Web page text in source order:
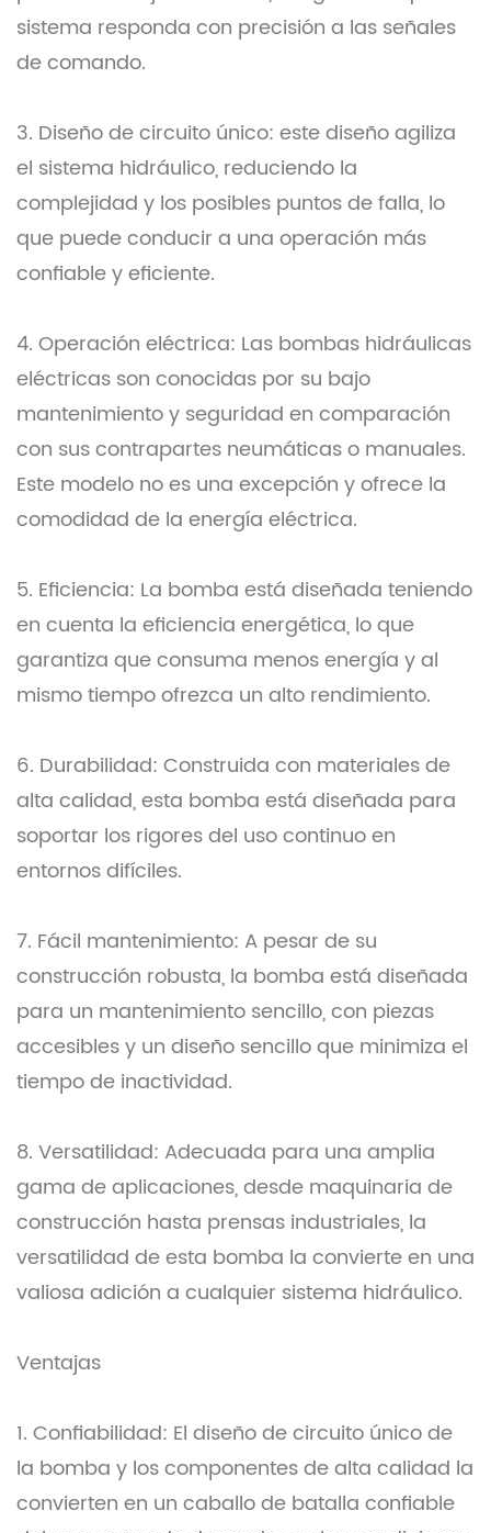
sistema responda con precisión a las señales
de comando.
3. Diseño de circuito único: este diseño agiliza
el sistema hidráulico, reduciendo la
complejidad y los posibles puntos de falla, lo
que puede conducir a una operación más
confiable y eficiente.
4. Operación eléctrica: Las bombas hidráulicas
eléctricas son conocidas por su bajo
mantenimiento y seguridad en comparación
con sus contrapartes neumáticas o manuales.
Este modelo no es una excepción y ofrece la
comodidad de la energía eléctrica.
5. Eficiencia: La bomba está diseñada teniendo
en cuenta la eficiencia energética, lo que
garantiza que consuma menos energía y al
mismo tiempo ofrezca un alto rendimiento.
6. Durabilidad: Construida con materiales de
alta calidad, esta bomba está diseñada para
soportar los rigores del uso continuo en
entornos difíciles.
7. Fácil mantenimiento: A pesar de su
construcción robusta, la bomba está diseñada
para un mantenimiento sencillo, con piezas
accesibles y un diseño sencillo que minimiza el
tiempo de inactividad.
8. Versatilidad: Adecuada para una amplia
gama de aplicaciones, desde maquinaria de
construcción hasta prensas industriales, la
versatilidad de esta bomba la convierte en una
valiosa adición a cualquier sistema hidráulico.
Ventajas
1. Confiabilidad: El diseño de circuito único de
la bomba y los componentes de alta calidad la
convierten en un caballo de batalla confiable